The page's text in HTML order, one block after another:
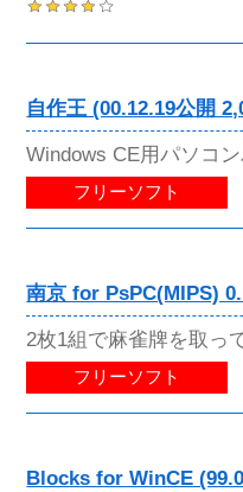
自作王 (00.12.19公開
Windows CE用パソコ
フリーソフト
南京 for PsPC(MIPS)
2枚1組で麻雀牌を取っ
フリーソフト
Blocks for WinCE